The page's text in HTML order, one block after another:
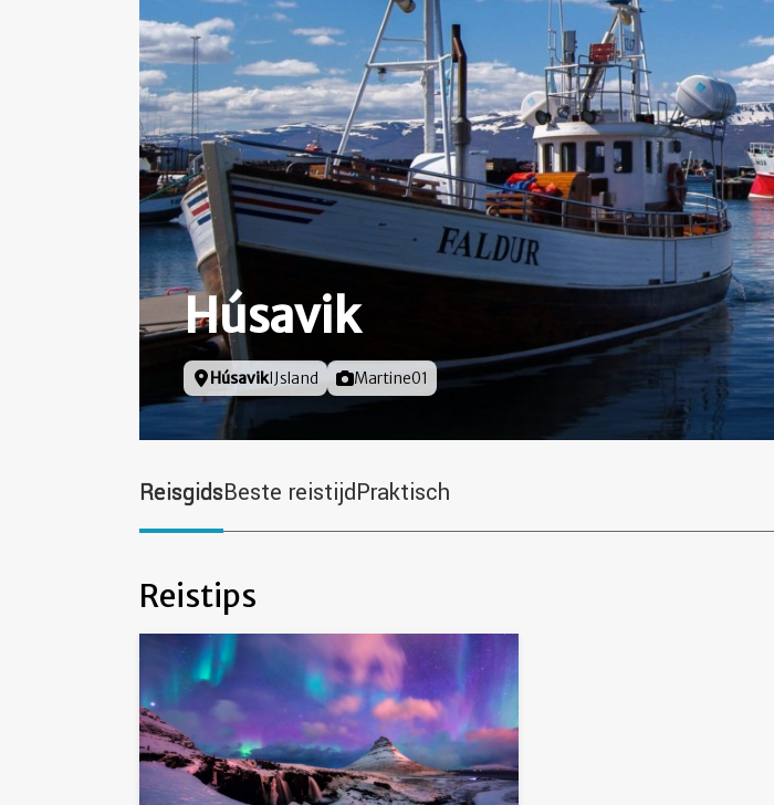
Húsavik
Locatie
HúsavikIJsland Foto door
Martine01
ReisgidsBeste reistijdPraktisch
Reistips